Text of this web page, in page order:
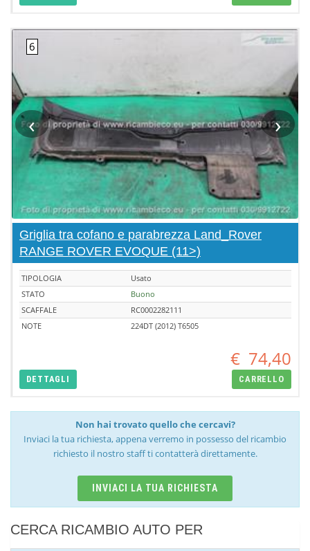
‹ ›
Griglia tra cofano e parabrezza Land_Rover
RANGE ROVER EVOQUE (11>)
TIPOLOGIA
Usato
STATO
Buono
SCAFFALE
RC0002282111
NOTE
224DT (2012) T6505
€ 74,40
DETTAGLI CARRELLO
Non hai trovato quello che cercavi?
Inviaci la tua richiesta, appena verremo in possesso del ricambio
richiesto il nostro staff ti contatterà direttamente.
INVIACI LA TUA RICHIESTA
CERCA RICAMBIO AUTO PER